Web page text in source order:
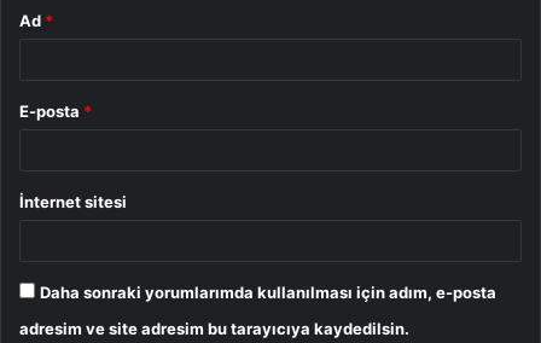
Ad *
E-posta *
İnternet sitesi
Daha sonraki yorumlarımda kullanılması için adım, e-posta
adresim ve site adresim bu tarayıcıya kaydedilsin.